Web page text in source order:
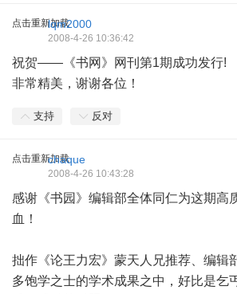
点击重新加载lqm2000
2008-4-26 10:36:42
祝贺——《书网》网刊第1期成功发行!
非常精美，谢谢各位！
支持 反对
点击重新加载
chaque
2008-4-26 10:43:28
感谢《书园》编辑部全体同仁为这期高
血！
拙作《论王力宏》蒙天人兄推荐、编辑
多饱学之士的学术成果之中，好比是乞